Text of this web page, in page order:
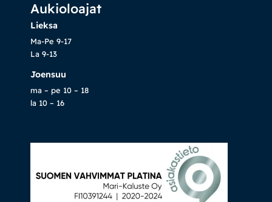
Aukioloajat
Lieksa
Ma-Pe 9-17
La 9-13
Joensuu
ma – pe 10 – 18
la 10 – 16